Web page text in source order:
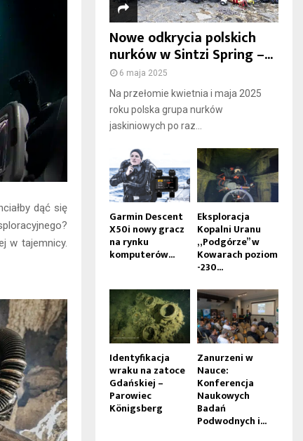
dąć się
w tajemnicy.
Nowe odkrycia polskich
nurków w Sintzi Spring –...
6 maja 2025
Na przełomie kwietnia i maja 2025
roku polska grupa nurków
jaskiniowych po raz...
Garmin Descent
X50i nowy gracz
na rynku
komputerów...
Eksploracja
Kopalni Uranu
„Podgórze” w
Kowarach poziom
-230...
Identyfikacja
wraku na zatoce
Gdańskiej –
Parowiec
Königsberg
Zanurzeni w
Nauce:
Konferencja
Naukowych
Badań
Podwodnych i...